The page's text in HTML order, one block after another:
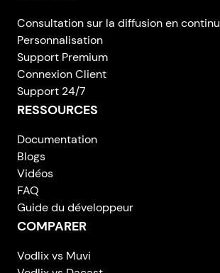
Consultation sur la diffusion en continu
Personnalisation
Support Premium
Connexion Client
Support 24/7
RESSOURCES
Documentation
Blogs
Vidéos
FAQ
Guide du développeur
COMPARER
Vodlix vs Muvi